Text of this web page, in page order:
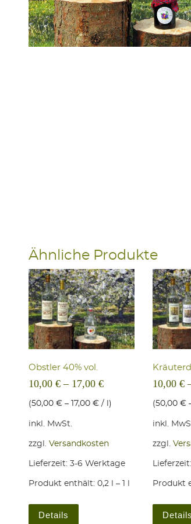
Ähnliche Produkte
Obst­ler 40% vol.
10,00 € – 17,00 €
(50,00 € – 17,00 € / )
inkl. MwSt.
zzgl. Versandkosten
Lieferzeit: 3-6 Werktage
Produkt enthält: 0,2 – 1
Details
10,00€
(50,00€
inkl.
zzgl.
Produkt
Details
Suchen nach: